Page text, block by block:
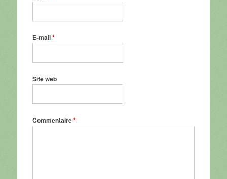
E-mail*
Site web
Commentaire*